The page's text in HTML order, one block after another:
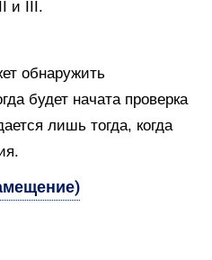
и III.
обнаружить
будет начата проверка
лишь тогда, когда